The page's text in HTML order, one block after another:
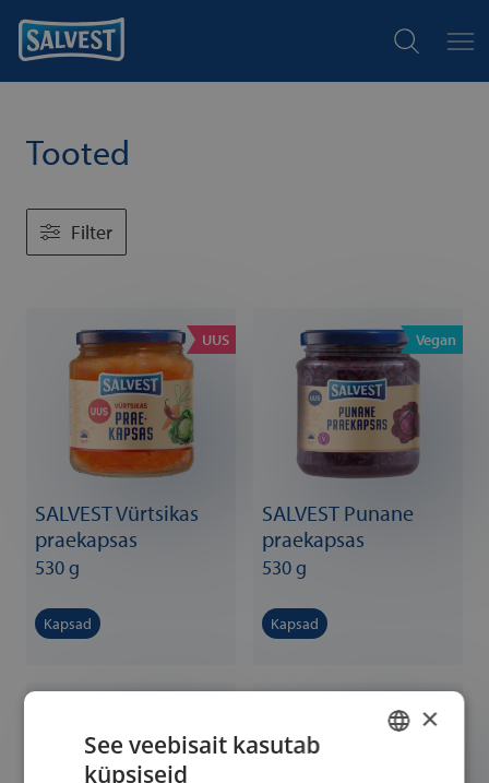
Tooted
Filter
UUS
SALVEST Vürtsikas
praekapsas
530 g
Kapsad
Vegan
SALVEST Punane
praekapsas
530 g
Kapsad
×
See veebisait kasutab
küpsiseid